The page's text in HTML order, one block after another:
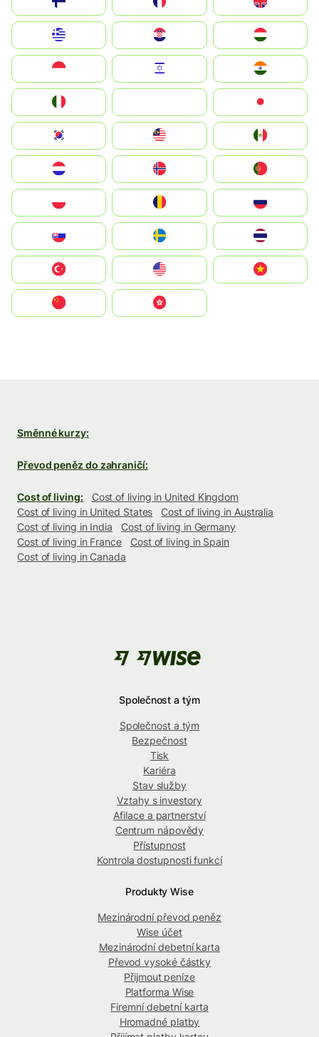
Magyarország
South Korea
United States
中國香港特別行政區
Směnné kurzy:
Převod peněz do zahraničí:
Cost of living:
Cost of living in United Kingdom
Cost of living in United States
Cost of living in Australia
Cost of living in India
Cost of living in Germany
Cost of living in France
Cost of living in Spain
Cost of living in Canada
Společnost a tým
Společnost a tým
Bezpečnost
Tisk
Kariéra
Stav služby
Vztahy s investory
Afilace a partnerství
Centrum nápovědy
Přístupnost
Kontrola dostupnosti funkcí
Produkty Wise
Mezinárodní převod peněz
Wise účet
Mezinárodní debetní karta
Převod vysoké částky
Přijmout peníze
Platforma Wise
Firemní debetní karta
Hromadné platby